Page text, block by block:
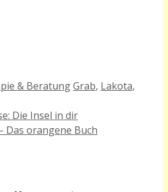
& BeratungSchlagwörter
Grab, Lakota,
Die Insel in dir
Das orangene Buch